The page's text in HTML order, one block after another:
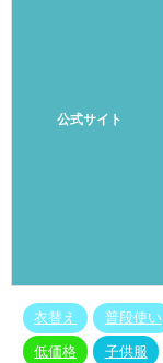
公式サイト
衣替え 普段使い
低価格 子供服